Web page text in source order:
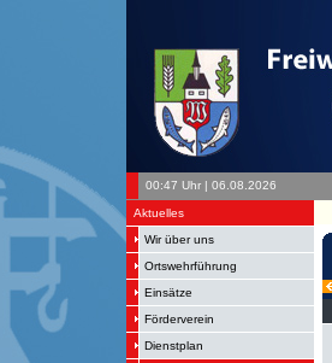
00:47 Uhr | 06.08.2026
Aktuelles
Wir über uns
Ortswehrführung
Einsätze
Förderverein
Dienstplan